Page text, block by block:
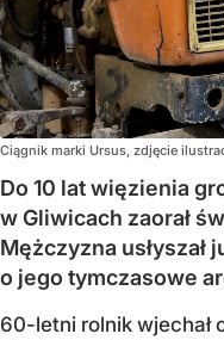
Ciągnik marki Ursus, zdjęcie
Do 10 lat więzienia
w Gliwicach zaorał
Mężczyzna usłyszał
o jego tymczasowe
60-letni rolnik wjechał